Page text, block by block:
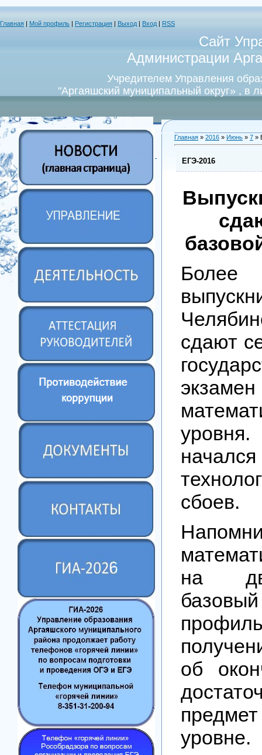
Главная Мой профиль Регистрация Выход Вход RSS
Сайт
Администрации
Учредителем Управления
"Аргаяшский муниципальный округ» , в
Главная » 2016 » Июнь » 7 »
ЕГЭ-2016
сдают
сбоев.
на
об
уровне.